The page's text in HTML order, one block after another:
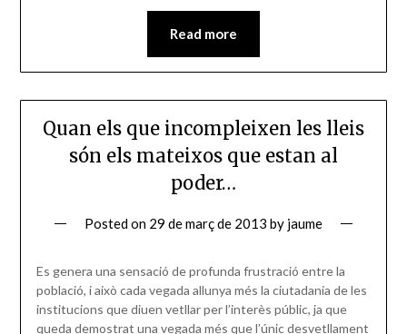
Read more
Quan els que incompleixen les lleis
són els mateixos que estan al
poder…
Posted on 29 de març de 2013 by jaume
Es genera una sensació de profunda frustració entre la
població, i això cada vegada allunya més la ciutadania de les
institucions que diuen vetllar per l’interès públic, ja que
queda demostrat una vegada més que l’únic desvetllament